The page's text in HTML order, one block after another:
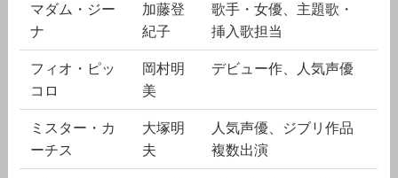
マダム・ジー
ナ
加藤登
紀子
歌手・女優、主題歌・
挿入歌担当
フィオ・ピッ
コロ
岡村明
美
デビュー作、人気声優
ミスター・カ
ーチス
大塚明
夫
人気声優、ジブリ作品
複数出演